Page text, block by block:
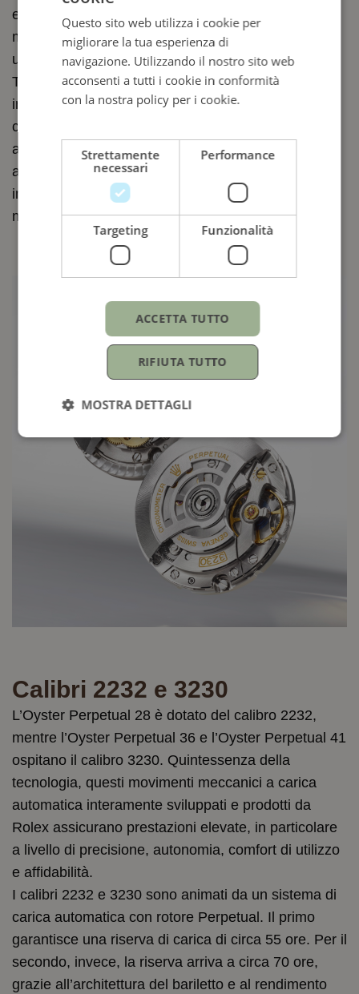
eleganza. La carrure è ricavata da un blocco
massiccio di acciaio Oystersteel ed è sovrastata da
una lunetta bombata e lucida. La corona di carica
Twinlock, dotata di un sistema di doppia
impermeabilizzazione, è saldamente avvitata alla
cassa. Il vetro è in zaffiro praticamente
antiscalfitture e beneficia di un trattamento
antiriflesso. La cassa Oyster, completamente
impermeabile, protegge in modo ottimale il
movimento che ospita.
Calibri 2232 e 3230
L’Oyster Perpetual 28 è dotato del calibro 2232,
mentre l’Oyster Perpetual 36 e l’Oyster Perpetual 41
ospitano il calibro 3230. Quintessenza della
tecnologia, questi movimenti meccanici a carica
automatica interamente sviluppati e prodotti da
Rolex assicurano prestazioni elevate, in particolare
a livello di precisione, autonomia, comfort di utilizzo
e affidabilità.
I calibri 2232 e 3230 sono animati da un sistema di
carica automatica con rotore Perpetual. Il primo
garantisce una riserva di carica di circa 55 ore. Per il
secondo, invece, la riserva arriva a circa 70 ore,
grazie all’architettura del bariletto e al rendimento
ITALIAN
Questo sito web utilizza i cookie per
migliorare la tua esperienza di
navigazione. Utilizzando il nostro sito web
acconsenti a tutti i cookie in conformità
con la nostra policy per i cookie.
Strettamente
necessari
Performance
Targeting Funzionalità
ACCETTA TUTTO
RIFIUTA TUTTO
MOSTRA DETTAGLI